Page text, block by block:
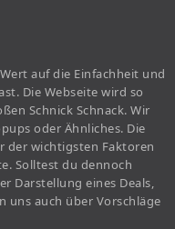
auf die Einfachheit und
Die Webseite wird so
Schnick Schnack. Wir
oder Ähnliches. Die
der wichtigsten Faktoren
Solltest du dennoch
Darstellung eines Deals,
uns auch über Vorschläge